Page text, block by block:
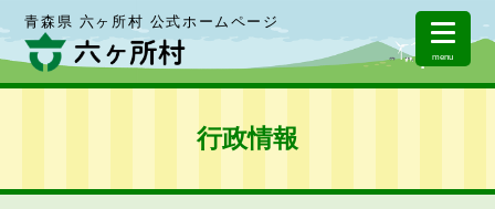
青森県 六ヶ所村 公式ホームページ
menu
行政情報